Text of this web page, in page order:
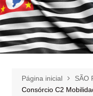
Página inicial SÃO
Consórcio C2